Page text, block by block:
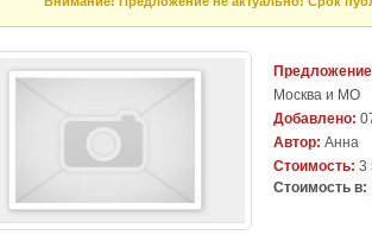
Москва и МО
Добавлено:
Автор: Анна
Стоимость: 3
Стоимость в: